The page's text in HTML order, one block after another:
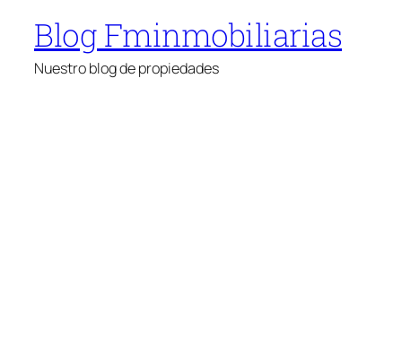
Blog Fminmobiliarias
Nuestro blog de propiedades